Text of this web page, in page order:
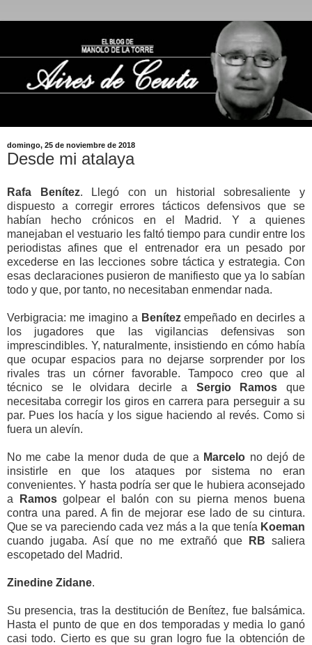
domingo, 25 de noviembre de 2018
Desde mi atalaya
Rafa Benítez. Llegó con un historial sobresaliente y
dispuesto a corregir errores tácticos defensivos que se
habían hecho crónicos en el Madrid. Y a quienes
manejaban el vestuario les faltó tiempo para cundir entre los
periodistas afines que el entrenador era un pesado por
excederse en las lecciones sobre táctica y estrategia. Con
esas declaraciones pusieron de manifiesto que ya lo sabían
todo y que, por tanto, no necesitaban enmendar nada.
Verbigracia: me imagino a Benítezempeñado en decirles a
los jugadores que las vigilancias defensivas son
imprescindibles. Y, naturalmente, insistiendo en cómo había
que ocupar espacios para no dejarse sorprender por los
rivales tras un córner favorable. Tampoco creo que al
técnico se le olvidara decirle a Sergio Ramos que
necesitaba corregir los giros en carrera para perseguir a su
par. Pues los hacía y los sigue haciendo al revés. Como si
fuera un alevín.
No me cabe la menor duda de que a Marcelo no dejó de
insistirle en que los ataques por sistema no eran
convenientes. Y hasta podría ser que le hubiera aconsejado
a
Ramosgolpear el balón con su pierna menos buena
contra una pared. A fin de mejorar ese lado de su cintura.
Que se va pareciendo cada vez más a la que tenía Koeman
cuando jugaba. Así que no me extrañó que
RB saliera
escopetado del Madrid.
Zinedine Zidane.
Su presencia, tras la destitución de Benítez, fue balsámica.
Hasta el punto de que en dos temporadas y media lo ganó
casi todo. Cierto es que su gran logro fue la obtención de